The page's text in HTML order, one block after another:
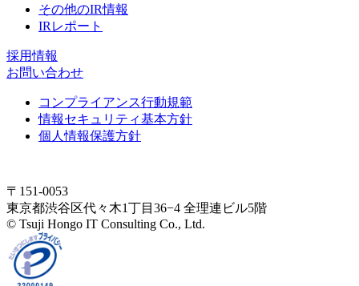
その他のIR情報
IRレポート
採用情報
お問い合わせ
コンプライアンス行動規範
情報セキュリティ基本方針
個人情報保護方針
〒151-0053
東京都渋谷区代々木1丁目36−4 全理連ビル5階
© Tsuji Hongo IT Consulting Co., Ltd.